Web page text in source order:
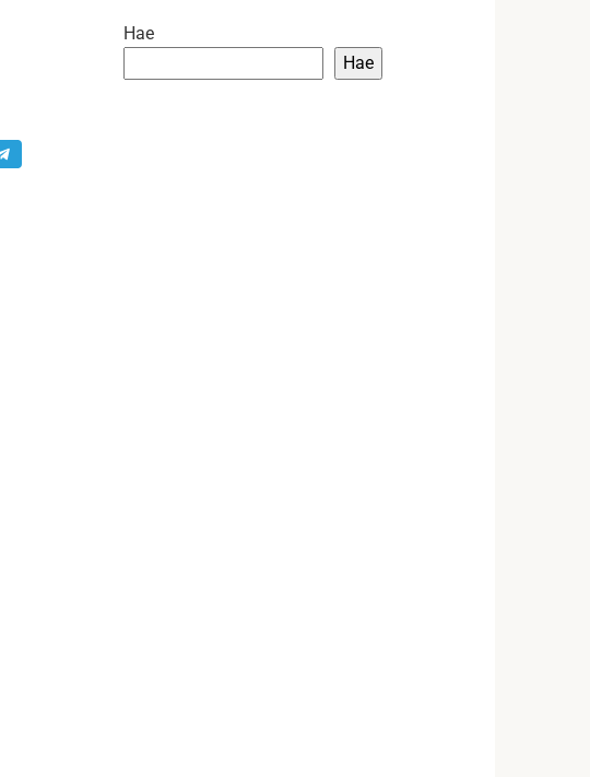
Hae
Hae